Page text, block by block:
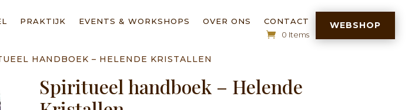
PRAKTIJK EVENTS & WORKSHOPS OVER ONS
CONTACT
0 Items
WEBSHOP
HANDBOEK – HELENDE KRISTALLEN
Spiritueel handboek – Helende